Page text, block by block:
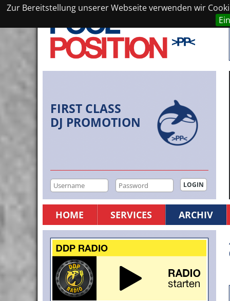
Zur Bereitstellung unserer Webseite verwenden wir
FIRST CLASS
DJ PROMOTION
HOME SERVICES ARCHIV